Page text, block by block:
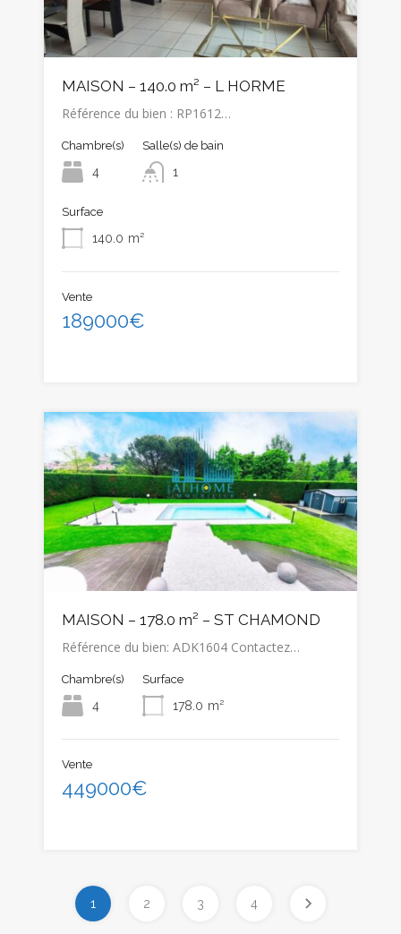
MAISON – 140.0 m² – L HORME
Référence du bien : RP1612…
Chambre(s)
4
Salle(s) de bain
1
Surface
140.0 m²
Vente
189000€
MAISON – 178.0 m² – ST CHAMOND
Référence du bien: ADK1604 Contactez…
Chambre(s)
4
Surface
178.0 m²
Vente
449000€
1 2 3 4